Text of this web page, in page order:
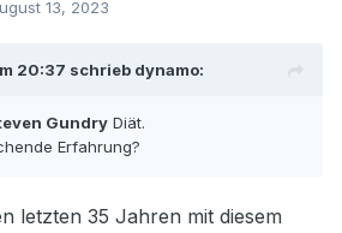
13, 2023
20:37 schrieb dynamo:
Gundry Diät.
Erfahrung?
letzten 35 Jahren mit diesem